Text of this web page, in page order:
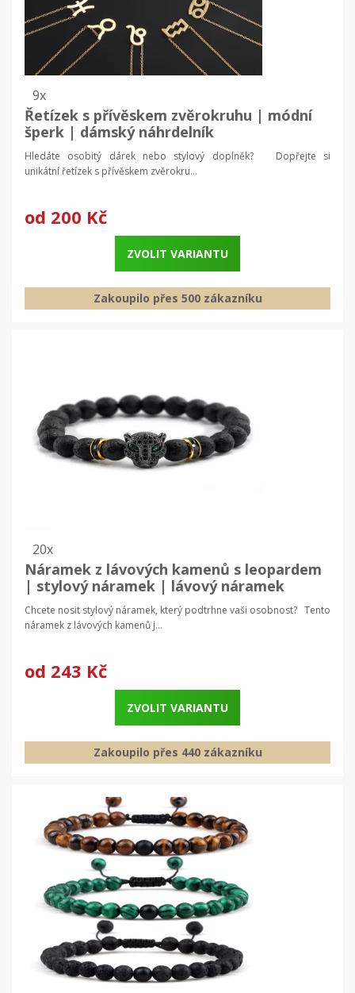
9x
Řetízek s přívěskem zvěrokruhu | módní
šperk | dámský náhrdelník
Hledáte osobitý dárek nebo stylový doplněk? Dopřejte si
unikátní řetízek s přívěskem zvěrokru...
od 200 Kč
ZVOLIT VARIANTU
Zakoupilo přes 500 zákazníku
20x
Náramek z lávových kamenů s leopardem
| stylový náramek | lávový náramek
Chcete nosit stylový náramek, který podtrhne vaši osobnost? Tento
náramek z lávových kamenů j...
od 243 Kč
ZVOLIT VARIANTU
Zakoupilo přes 440 zákazníku